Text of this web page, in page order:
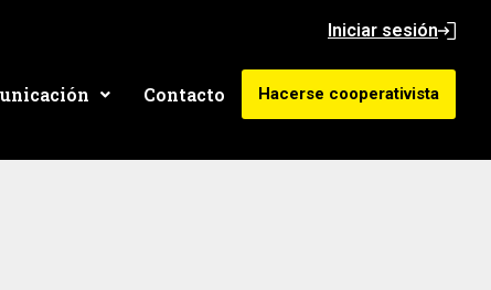
Iniciar sesión
Contacto Hacerse cooperativista